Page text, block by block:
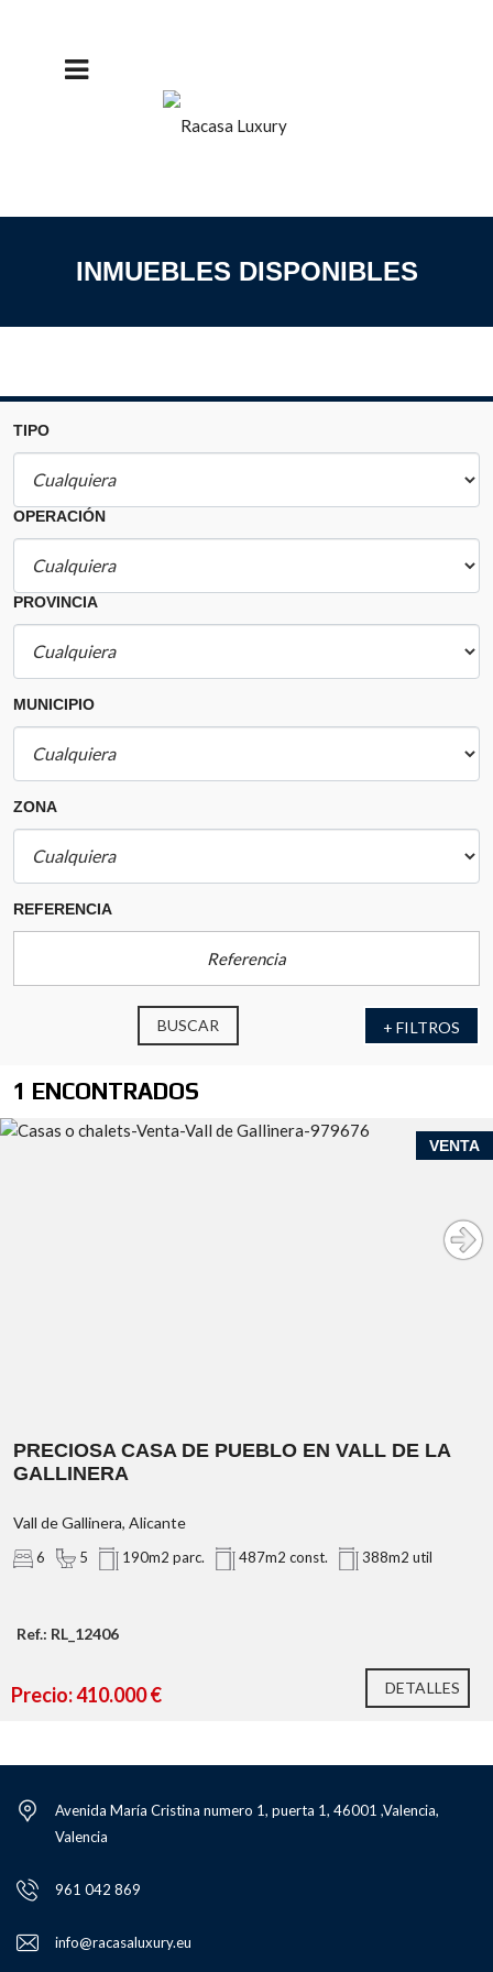
INMUEBLES DISPONIBLES
TIPO
OPERACIÓN
PROVINCIA
MUNICIPIO
ZONA
REFERENCIA
+ FILTROS
BUSCAR
1 ENCONTRADOS
VENTA
PRECIOSA CASA DE PUEBLO EN VALL DE LA
GALLINERA
Vall de Gallinera, Alicante
6 5 190m2 parc. 487m2 const. 388m2 util
Ref.: RL_12406
Precio: 410.000 € DETALLES
Avenida María Cristina numero 1, puerta 1, 46001 ,Valencia,
Valencia
961 042 869
info@racasaluxury.eu